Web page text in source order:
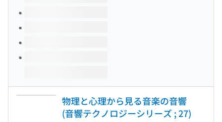
物理と心理から見る音楽の音響
(音響テクノロジーシリーズ ; 27)